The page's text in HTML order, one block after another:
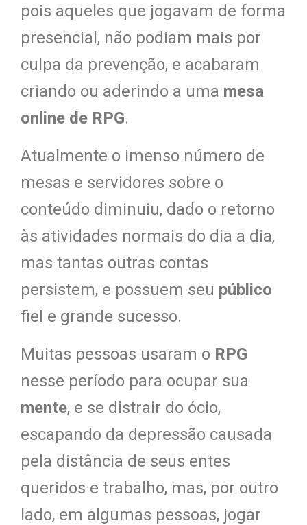
pois aqueles que jogavam de forma
presencial, não podiam mais por
culpa da prevenção, e acabaram
criando ou aderindo a uma mesa
online de RPG.
Atualmente o imenso número de
mesas e servidores sobre o
conteúdo diminuiu, dado o retorno
às atividades normais do dia a dia,
mas tantas outras contas
persistem, e possuem seu público
fiel e grande sucesso.
Muitas pessoas usaram o RPG
nesse período para ocupar sua
mente, e se distrair do ócio,
escapando da depressão causada
pela distância de seus entes
queridos e trabalho, mas, por outro
lado, em algumas pessoas, jogar